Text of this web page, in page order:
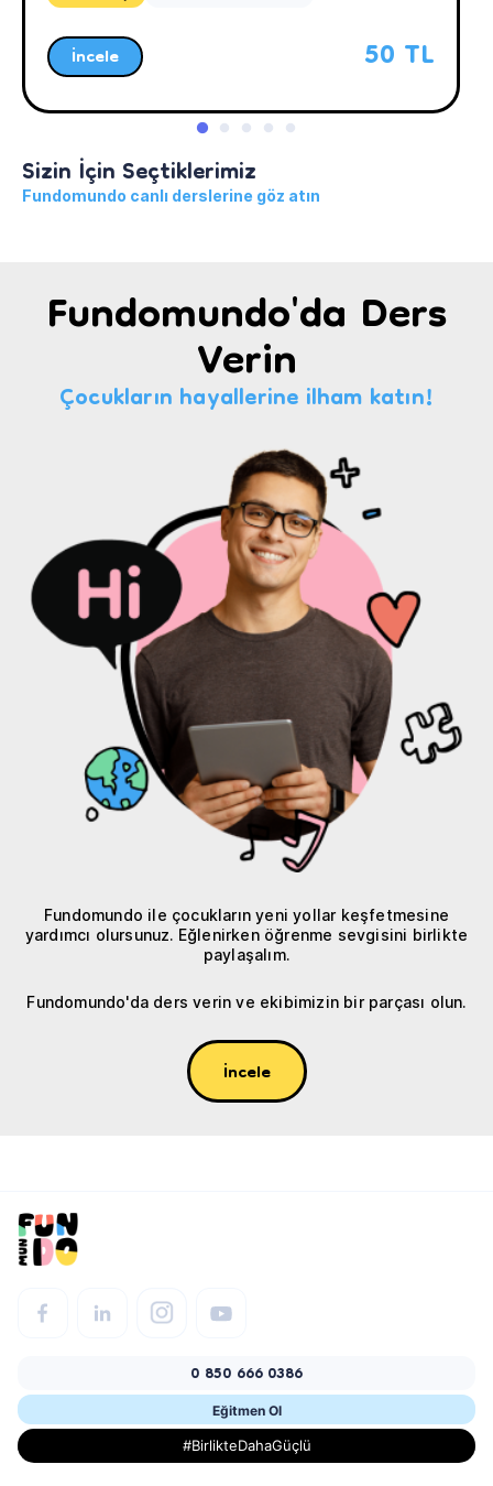
İncele 50 TL
Sizin İçin Seçtiklerimiz
Fundomundo canlı derslerine göz atın
Fundomundo'da Ders
Verin
Çocukların hayallerine ilham katın!
Fundomundo ile çocukların yeni yollar keşfetmesine
yardımcı olursunuz. Eğlenirken öğrenme sevgisini birlikte
paylaşalım.
Fundomundo'da ders verin ve ekibimizin bir parçası olun.
İncele
0 850 666 0386
Eğitmen Ol
#BirlikteDahaGüçlü